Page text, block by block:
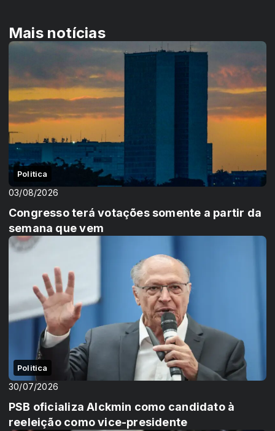
Mais notícias
Politica
03/08/2026
Congresso terá votações somente a partir da
semana que vem
Politica
30/07/2026
PSB oficializa Alckmin como candidato à
reeleição como vice-presidente